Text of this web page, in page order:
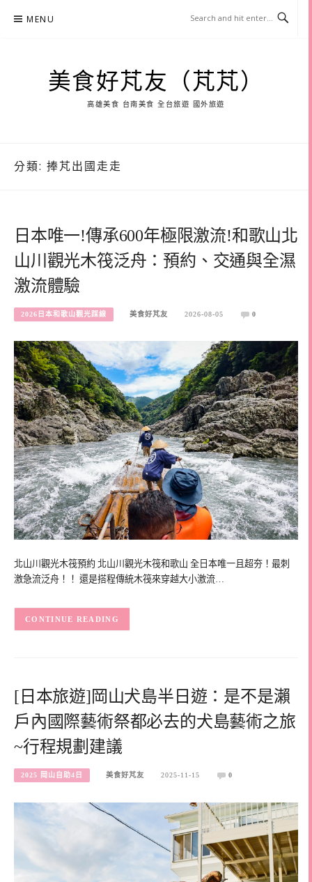
MENU
美食好芃友（芃芃）
高雄美食 台南美食 全台旅遊 國外旅遊
分類: 捧芃出國走走
日本唯一!傳承600年極限激流!和歌山北
山川觀光木筏泛舟：預約、交通與全濕
激流體驗
2026日本和歌山觀光踩線 美食好芃友 2026-08-05 0
北山川觀光木筏預約 北山川觀光木筏和歌山 全日本唯一且超夯！最刺
激急流泛舟！！ 還是搭程傳統木筏來穿越大小激流…
CONTINUE READING
[日本旅遊]岡山犬島半日遊：是不是瀨
戶內國際藝術祭都必去的犬島藝術之旅
~行程規劃建議
2025 岡山自助4日 美食好芃友 2025-11-15 0